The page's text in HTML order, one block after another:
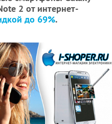
2 от интернет-
до 69%.